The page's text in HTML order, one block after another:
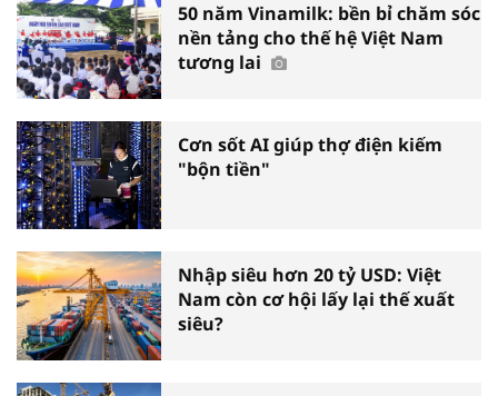
50 năm Vinamilk: bền bỉ chăm sóc
nền tảng cho thế hệ Việt Nam
tương lai
Cơn sốt AI giúp thợ điện kiếm
"bộn tiền"
Nhập siêu hơn 20 tỷ USD: Việt
Nam còn cơ hội lấy lại thế xuất
siêu?